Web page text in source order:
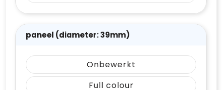
paneel (diameter: 39mm)
Onbewerkt
Full colour